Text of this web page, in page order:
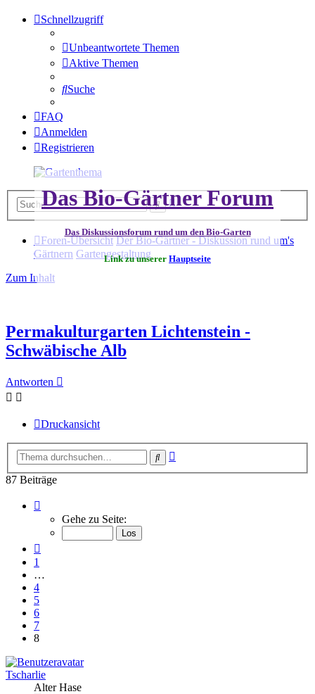
Schnellzugriff
Unbeantwortete Themen
Aktive Themen
Suche
FAQ
Anmelden
Registrieren
Das Bio-Gärtner Forum
Das Diskussionsforum rund um den Bio-Garten
Link zu unserer Hauptseite
SucheErweiterte
Foren-Übersicht Der Bio-Gärtner - Diskussion rund um's
Gärtnern Gartengestaltung
Zum Inhalt
Permakulturgarten Lichtenstein -
Schwäbische Alb
Antworten
Druckansicht
Suche
87 Beiträge
von
Gehe zu Seite:
1
…
4
5
6
7
8
Tscharlie
Alter Hase